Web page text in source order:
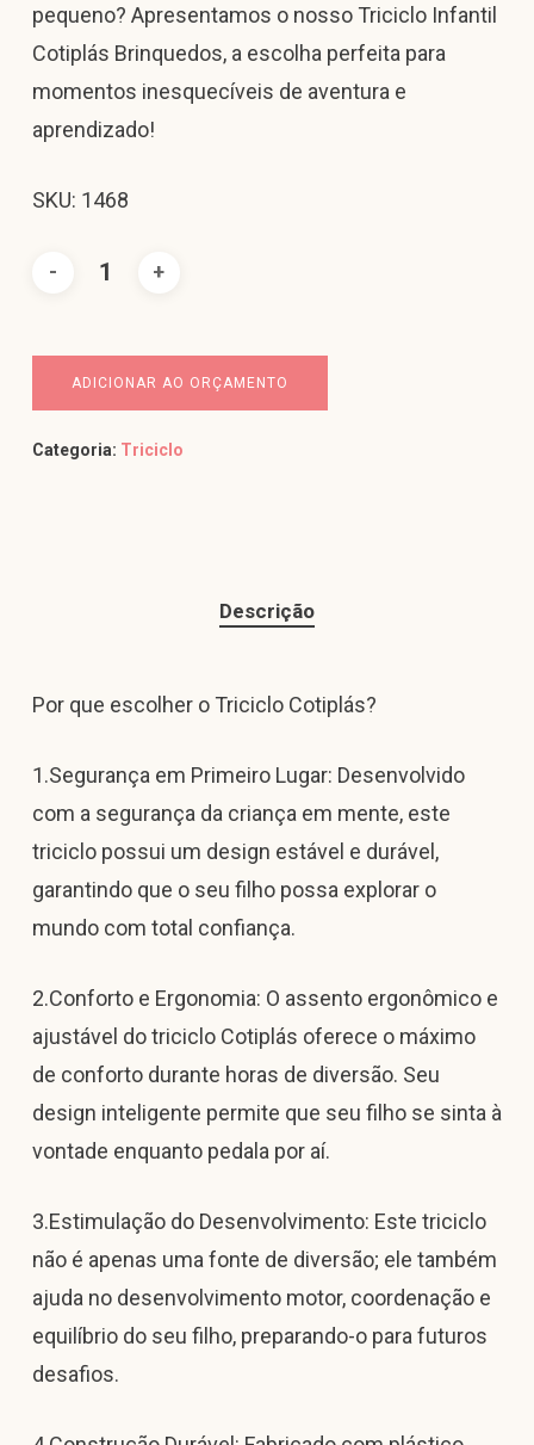
pequeno? Apresentamos o nosso Triciclo Infantil
Cotiplás Brinquedos, a escolha perfeita para
momentos inesquecíveis de aventura e
aprendizado!
SKU: 1468
ADICIONAR AO ORÇAMENTO
Categoria: Triciclo
Descrição
Por que escolher o Triciclo Cotiplás?
1.Segurança em Primeiro Lugar: Desenvolvido
com a segurança da criança em mente, este
triciclo possui um design estável e durável,
garantindo que o seu filho possa explorar o
mundo com total confiança.
2.Conforto e Ergonomia: O assento ergonômico e
ajustável do triciclo Cotiplás oferece o máximo
de conforto durante horas de diversão. Seu
design inteligente permite que seu filho se sinta à
vontade enquanto pedala por aí.
3.Estimulação do Desenvolvimento: Este triciclo
não é apenas uma fonte de diversão; ele também
ajuda no desenvolvimento motor, coordenação e
equilíbrio do seu filho, preparando-o para futuros
desafios.